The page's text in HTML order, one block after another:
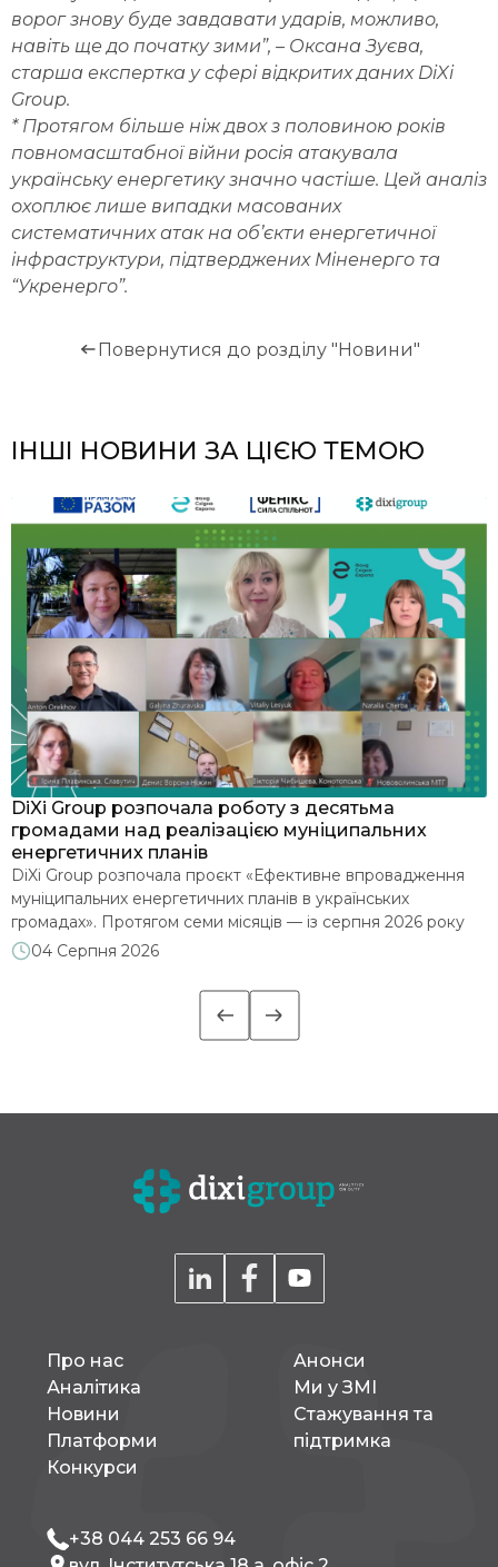
ворог знову буде завдавати ударів, можливо,
навіть ще до початку зими”, – Оксана Зуєва,
старша експертка у сфері відкритих даних DiXi
Group.
* Протягом більше ніж двох з половиною років
повномасштабної війни росія атакувала
українську енергетику значно частіше. Цей аналіз
охоплює лише випадки масованих
систематичних атак на об’єкти енергетичної
інфраструктури, підтверджених Міненерго та
“Укренерго”.
Повернутися до розділу "Новини"
ІНШІ НОВИНИ ЗА ЦІЄЮ ТЕМОЮ
DiXi Group розпочала роботу з десятьма
громадами над реалізацією муніципальних
енергетичних планів
DiXi Group розпочала проєкт «Ефективне впровадження
муніципальних енергетичних планів в українських
громадах». Протягом семи місяців — із серпня 2026 року
до лютого 2027 року — команда допомагатиме десятьом
муніципальних енергетичних планів (МЕП): аналізуватиме
їхні стратегічні документи, проводитиме навчальні сесії та
надаватиме індивідуальні консультації. Офіційним стартом
04 Серпня 2026
Про нас
Аналітика
Новини
Платформи
Конкурси
Aнонси
Ми у ЗМІ
Стажування та
підтримка
+38 044 253 66 94